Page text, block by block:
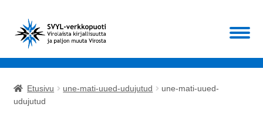
Siirry
navigointiin
Siirry
sisältöön
Valikko
Kirjat
Etusivu une-mati-uued-udujutud
une-mati-uued-
udujutud